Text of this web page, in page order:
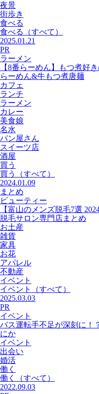
夜景
街歩き
食べる
食べる
（すべて）
2025.01.21
PR
ラーメン
【8番らーめん】もつ煮好
らーめん&牛もつ煮唐麺
カフェ
ランチ
ラーメン
カレー
美食娘
名水
パン屋さん
スイーツ店
酒屋
買う
買う
（すべて）
2024.01.09
まとめ
ビューティー
【富山のメンズ脱毛7選
脱毛サロン専門店まとめ
お土産
雑貨
家具
お花
アパレル
不動産
イベント
イベント
（すべて）
2025.03.03
PR
イベント
バス運転手不足が深刻に！
にか
イベント
出会い
婚活
働く
働く
（すべて）
2022.09.03